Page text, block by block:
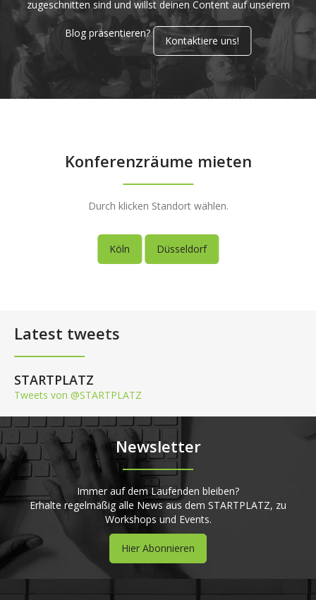
zugeschnitten sind und willst deinen Content auf unserem
Blog präsentieren?
Kontaktiere uns!
Konferenzräume mieten
Durch klicken Standort wählen.
Köln Düsseldorf
Latest tweets
STARTPLATZ
Tweets von @STARTPLATZ
Newsletter
Immer auf dem Laufenden bleiben?
Erhalte regelmäßig alle News aus dem STARTPLATZ, zu
Workshops und Events.
Hier Abonnieren